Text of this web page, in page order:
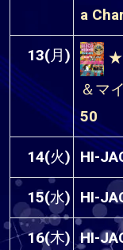
a
13(月)
＆マ
50
14(火) HI-
15(水) HI-
16(木) HI-